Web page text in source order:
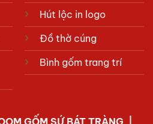
Hút lộc in logo
Đồ thờ cúng
Bình gốm trang trí
GỐM SỨ BÁT TRÀNG